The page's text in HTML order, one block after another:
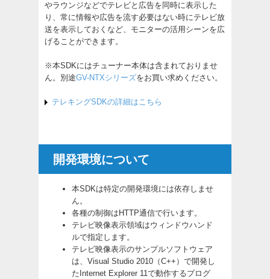
やラウンジなどでテレビと広告を同時に表示した
り、常に情報や広告を流す必要はない時にテレビ放
送を表示しておくなど、モニターの活用シーンを広
げることができます。
※本SDKにはチューナー本体は含まれておりませ
ん。別途GV-NTXシリーズをお買い求めください。
テレキングSDKの詳細はこちら
開発環境について
本SDKは特定の開発環境には依存しませ
ん。
各種の制御はHTTP通信で行います。
テレビ映像表示領域はウィンドウハンド
ルで指定します。
テレビ映像表示のサンプルソフトウェア
は、Visual Studio 2010（C++）で開発し
たInternet Explorer 11で動作するプログ